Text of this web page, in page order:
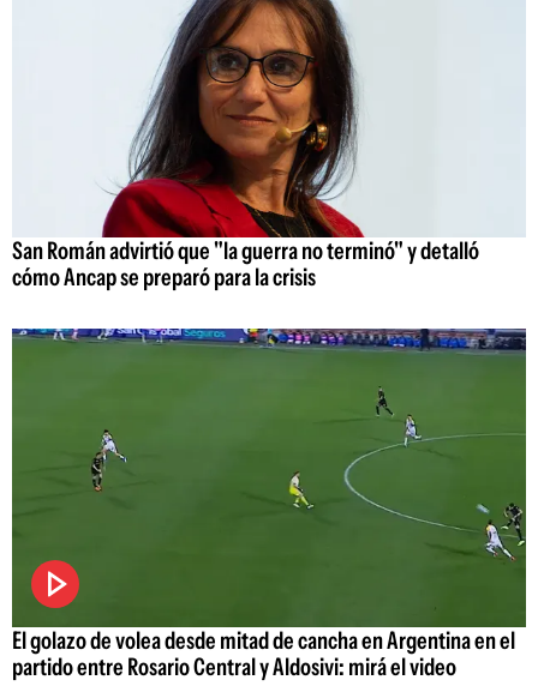
San Román advirtió que "la guerra no terminó" y detalló
cómo Ancap se preparó para la crisis
El golazo de volea desde mitad de cancha en Argentina en el
partido entre Rosario Central y Aldosivi: mirá el video